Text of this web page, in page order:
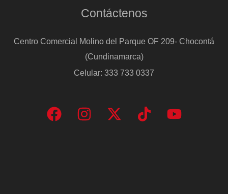
Contáctenos
Centro Comercial Molino del Parque OF 209- Chocontá
(Cundinamarca)
Celular: 333 733 0337